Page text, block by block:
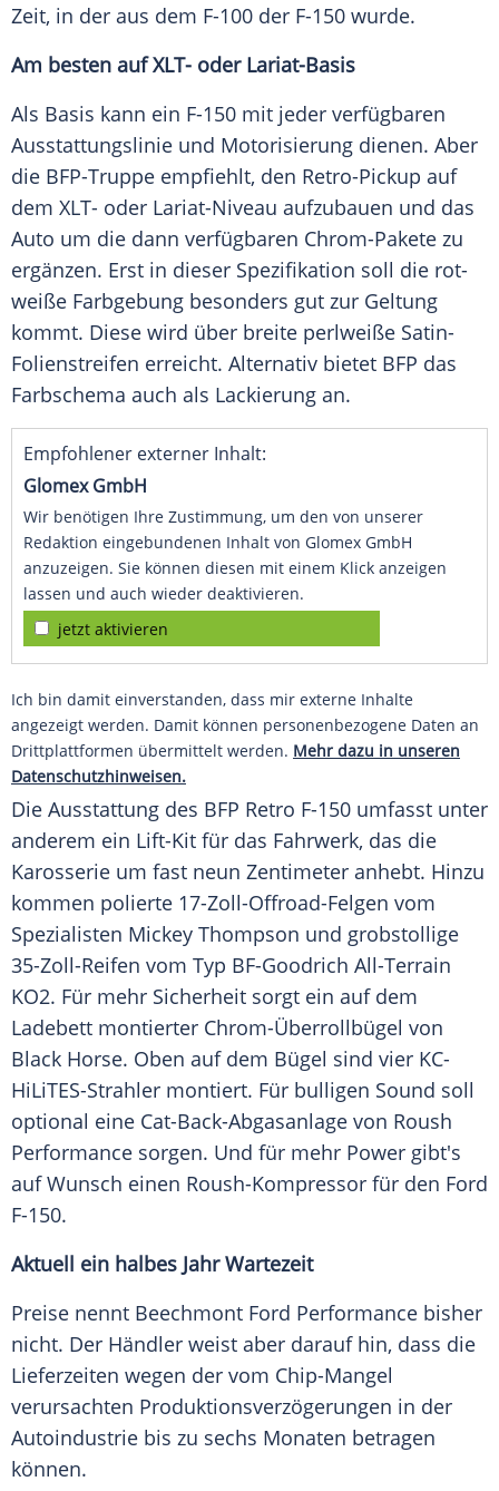
Zeit, in der aus dem F-100 der F-150 wurde.
Am besten auf XLT- oder Lariat-Basis
Als Basis kann ein F-150 mit jeder verfügbaren
Ausstattungslinie und Motorisierung dienen. Aber
die BFP-Truppe empfiehlt, den Retro-Pickup auf
dem XLT- oder Lariat-Niveau aufzubauen und das
Auto um die dann verfügbaren Chrom-Pakete zu
ergänzen. Erst in dieser Spezifikation soll die rot-
weiße Farbgebung besonders gut zur Geltung
kommt. Diese wird über breite perlweiße Satin-
Folienstreifen erreicht. Alternativ bietet BFP das
Farbschema auch als Lackierung an.
Empfohlener externer Inhalt:
Glomex GmbH
Wir benötigen Ihre Zustimmung, um den von unserer
Redaktion eingebundenen Inhalt von Glomex GmbH
anzuzeigen. Sie können diesen mit einem Klick anzeigen
lassen und auch wieder deaktivieren.
jetzt aktivieren
Ich bin damit einverstanden, dass mir externe Inhalte
angezeigt werden. Damit können personenbezogene Daten an
Drittplattformen übermittelt werden. Mehr dazu in unseren
Datenschutzhinweisen.
Die Ausstattung des BFP Retro F-150 umfasst unter
anderem ein Lift-Kit für das Fahrwerk, das die
Karosserie um fast neun Zentimeter anhebt. Hinzu
kommen polierte 17-Zoll-Offroad-Felgen vom
Spezialisten Mickey Thompson und grobstollige
35-Zoll-Reifen vom Typ BF-Goodrich All-Terrain
KO2. Für mehr Sicherheit sorgt ein auf dem
Ladebett montierter Chrom-Überrollbügel von
Black Horse. Oben auf dem Bügel sind vier KC-
HiLiTES-Strahler montiert. Für bulligen Sound soll
optional eine Cat-Back-Abgasanlage von Roush
Performance sorgen. Und für mehr Power gibt's
auf Wunsch einen Roush-Kompressor für den Ford
F-150.
Aktuell ein halbes Jahr Wartezeit
Preise nennt Beechmont Ford Performance bisher
nicht. Der Händler weist aber darauf hin, dass die
Lieferzeiten wegen der vom Chip-Mangel
verursachten Produktionsverzögerungen in der
Autoindustrie bis zu sechs Monaten betragen
können.